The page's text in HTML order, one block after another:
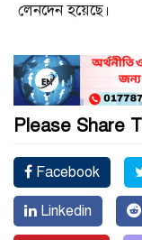
লেনদেন হয়েছে।
Please Share
Facebook
Linkedin